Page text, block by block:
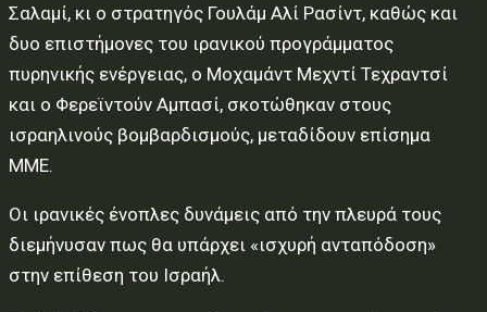
Σαλαμί, κι ο στρατηγός Γουλάμ Αλί Ρασίντ, καθώς και
δυο επιστήμονες του ιρανικού προγράμματος
πυρηνικής ενέργειας, ο Μοχαμάντ Μεχντί Τεχραντσί
και ο Φερεϊντούν Αμπασί, σκοτώθηκαν στους
ισραηλινούς βομβαρδισμούς, μεταδίδουν επίσημα
ΜΜΕ.
Οι ιρανικές ένοπλες δυνάμεις από την πλευρά τους
διεμήνυσαν πως θα υπάρχει «ισχυρή ανταπόδοση»
στην επίθεση του Ισραήλ.